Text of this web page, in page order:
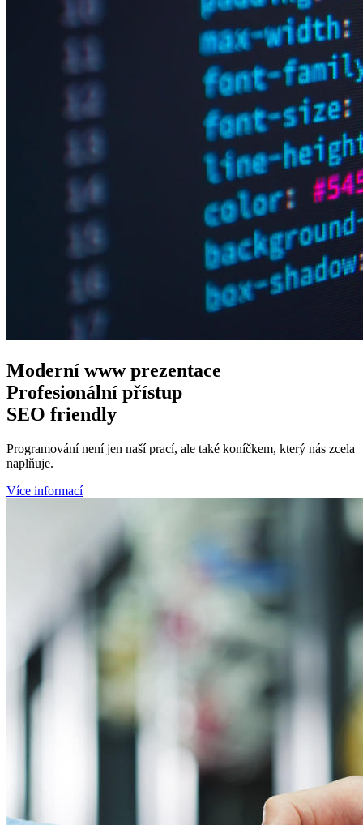
Moderní wwwprezentace
Profesionální přístup
SEO friendly
Programování není jen naší prací, ale také koníčkem, který nás zcela
naplňuje.
Více informací